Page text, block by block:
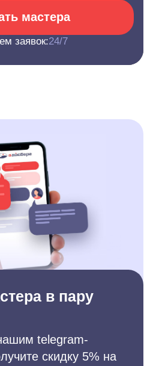
мастера
заявок:24/7
в пару
telegram-
скидку 5% на